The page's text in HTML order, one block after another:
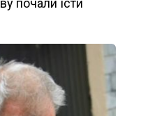
почали їсти